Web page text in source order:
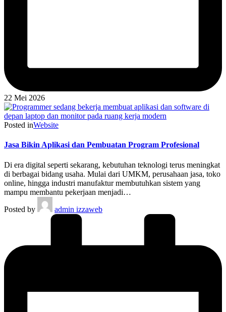
22 Mei 2026
Posted inWebsite
Jasa Bikin Aplikasi dan Pembuatan Program Profesional
Di era digital seperti sekarang, kebutuhan teknologi terus meningkat
di berbagai bidang usaha. Mulai dari UMKM, perusahaan jasa, toko
online, hingga industri manufaktur membutuhkan sistem yang
mampu membantu pekerjaan menjadi…
Posted by
admin izzaweb